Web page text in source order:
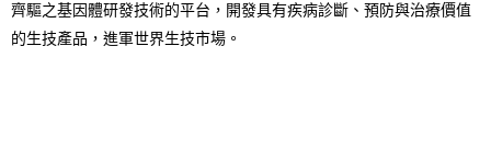
齊驅之基因體研發技術的平台，開發具有疾病診斷、預防與治療價值
的生技產品，進軍世界生技市場。